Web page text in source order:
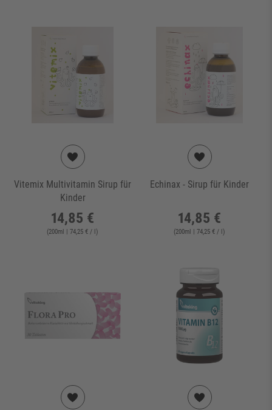
Vitemix Multivitamin Sirup für
Kinder
14,85 €
(200ml | 74,25 € / l)
Echinax - Sirup für Kinder
14,85 €
(200ml | 74,25 € / l)